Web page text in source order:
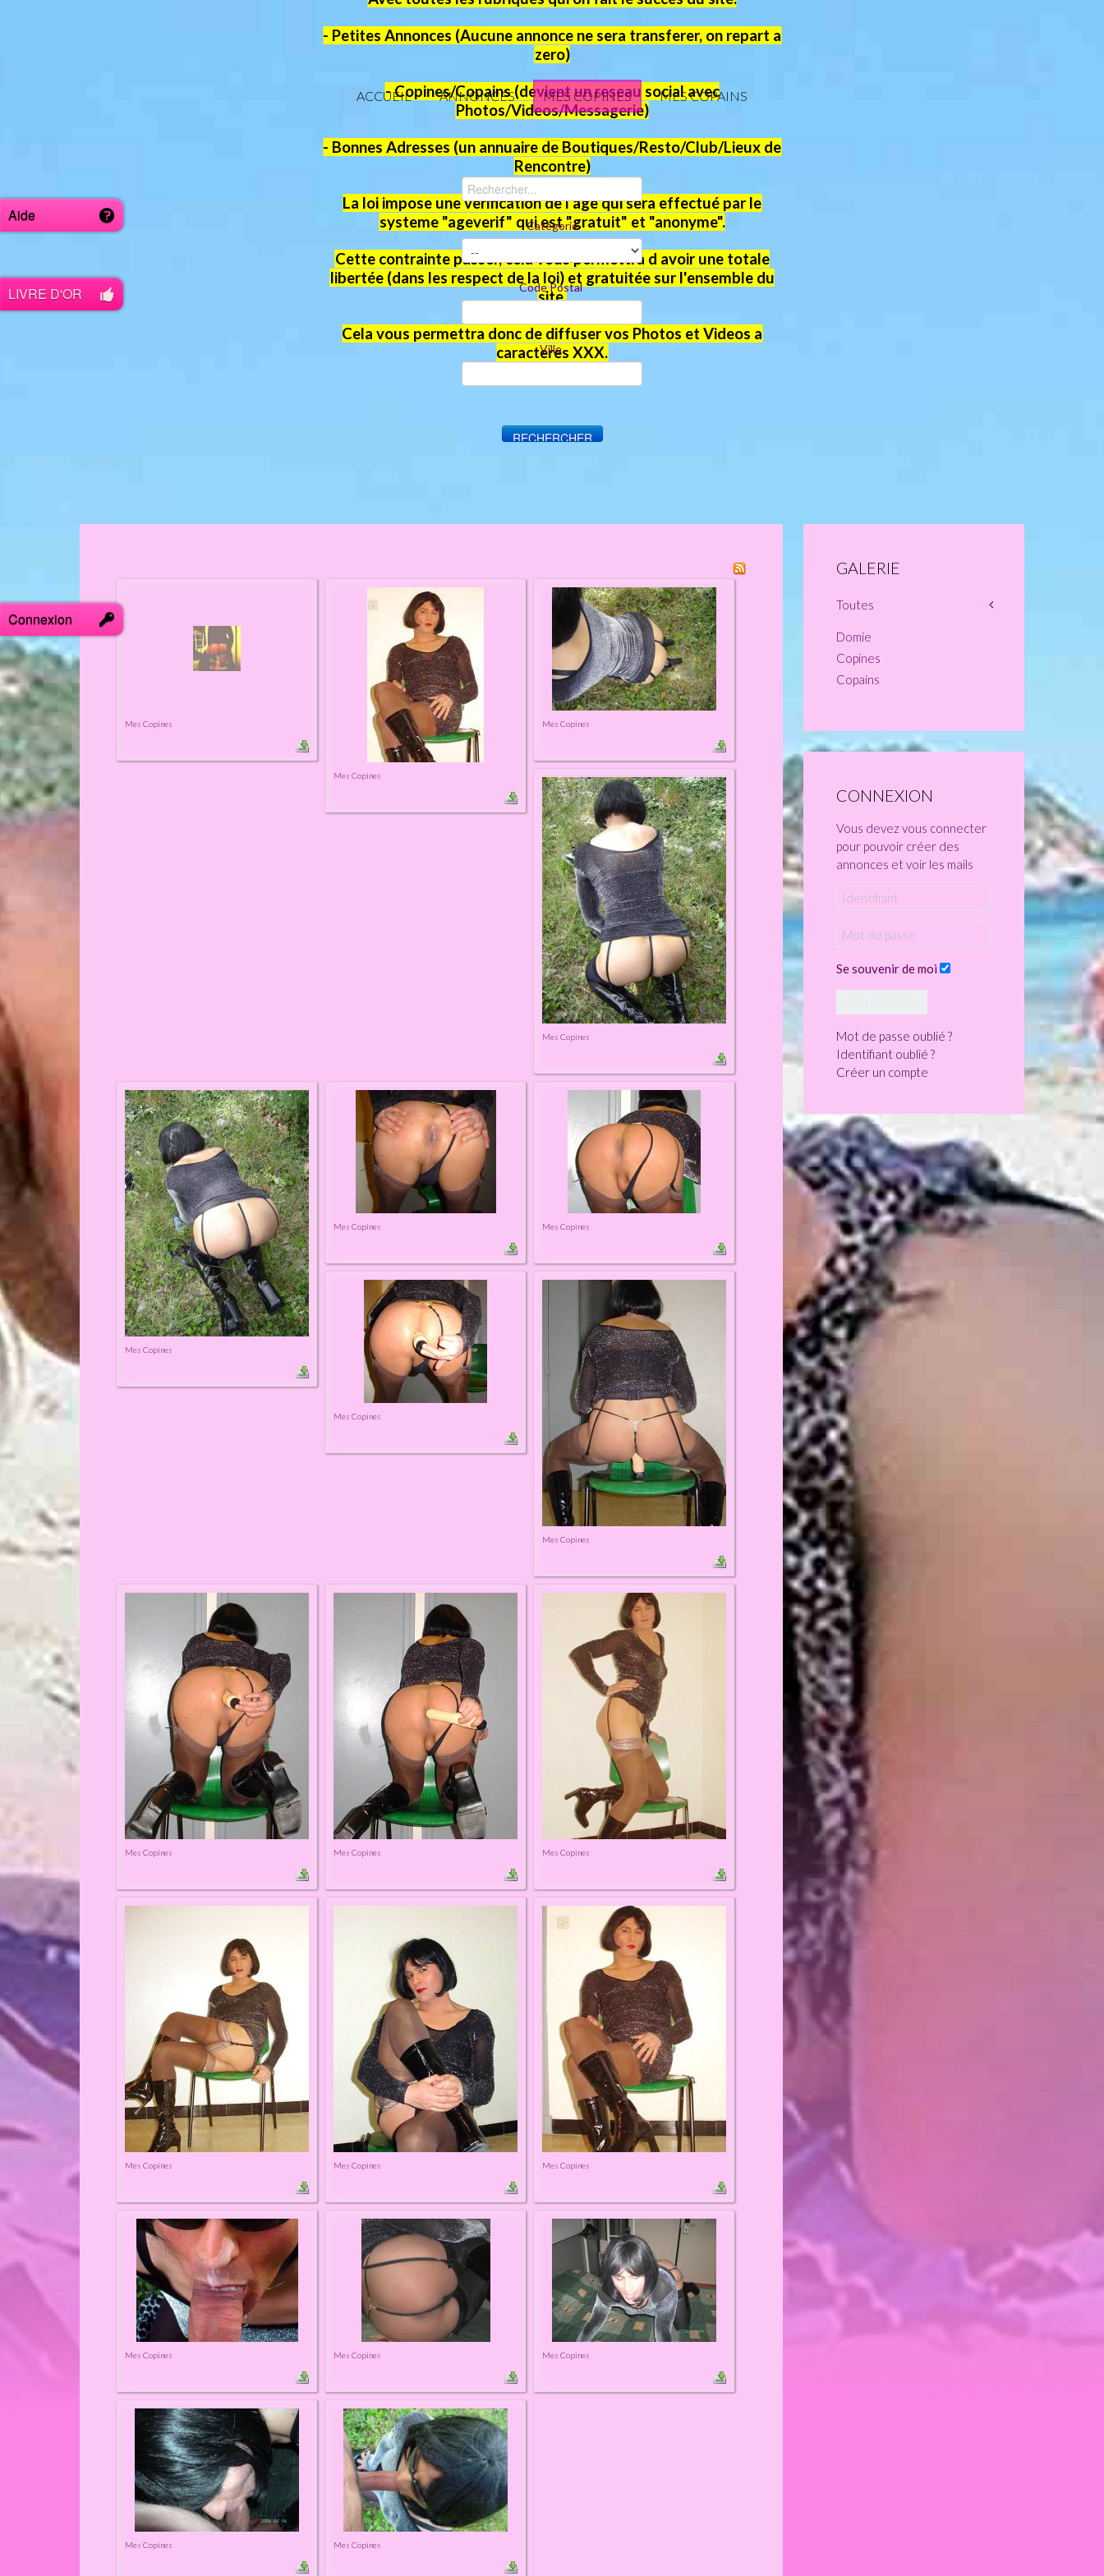
- Petites Annonces (Aucune annonce ne sera transferer, on repart a
zero)
- Copines/Copains (devient un reseau social avec
Photos/Videos/Messagerie)
- Bonnes Adresses (un annuaire de Boutiques/Resto/Club/Lieux de
Rencontre)
La loi impose une verification de l'age qui sera effectué par le
systeme "ageverif" qui est "gratuit" et "anonyme".
Cette contrainte passer, cela vous permettra d avoir une totale
libertée (dans les respect de la loi) et gratuitée sur l'ensemble du
site.
Cela vous permettra donc de diffuser vos Photos et Videos a
caracteres XXX.
ACCUEIL ANNONCES MES COPINES MES COPAINS
Catégorie
Code Postal
Ville
Mes Copines
Mes Copines
Mes Copines
Mes Copines
Mes Copines
Mes Copines Mes Copines
Mes Copines
Mes Copines
Mes Copines Mes Copines Mes Copines
Mes Copines Mes Copines Mes Copines
Mes Copines Mes Copines Mes Copines
Mes Copines Mes Copines
GALERIE
Toutes
Domie
Copines
Copains
CONNEXION
Vous devez vous connecter
pour pouvoir créer des
annonces et voir les mails
Se souvenir de moi
Mot de passe oublié ?
Identifiant oublié ?
Créer un compte
Connexion
LIVRE D'OR
Aide